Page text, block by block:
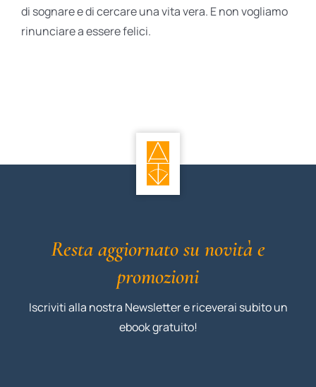
di sognare e di cercare una vita vera. E non vogliamo
rinunciare a essere felici.
Resta aggiornato su novità e
promozioni
Iscriviti alla nostra Newsletter e riceverai subito un
ebook gratuito!